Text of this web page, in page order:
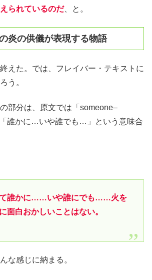
られているのだ、と。
炎の供儀が表現する物語
えた。では、フレイバー・テキストに
う。
部分は、原文では「someone–
誰かに…いや誰でも…」という意味合
て誰かに……いや誰にでも……火を
面白おかしいことはない。
な感じに納まる。